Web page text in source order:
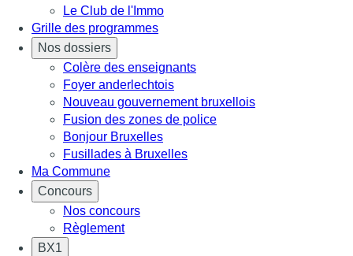
Le Club de l'Immo
Grille des programmes
Nos dossiers
Colère des enseignants
Foyer anderlechtois
Nouveau gouvernement bruxellois
Fusion des zones de police
Bonjour Bruxelles
Fusillades à Bruxelles
Ma Commune
Concours
Nos concours
Règlement
BX1